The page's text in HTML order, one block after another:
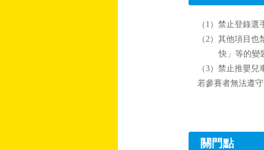
（1）禁止登錄選
（2）其他項目
快」等的變
（3）禁止推嬰
若參賽者無法遵
關門點